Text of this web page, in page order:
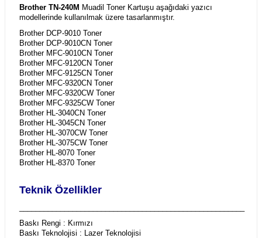
Brother TN-240M Muadil Toner Kartuşu aşağıdaki yazıcı
modellerinde kullanılmak üzere tasarlanmıştır.
Brother DCP-9010 Toner
Brother DCP-9010CN Toner
Brother MFC-9010CN Toner
Brother MFC-9120CN Toner
Brother MFC-9125CN Toner
Brother MFC-9320CN Toner
Brother MFC-9320CW Toner
Brother MFC-9325CW Toner
Brother HL-3040CN Toner
Brother HL-3045CN Toner
Brother HL-3070CW Toner
Brother HL-3075CW Toner
Brother HL-8070 Toner
Brother HL-8370 Toner
Teknik Özellikler
Baskı Rengi : Kırmızı
Baskı Teknolojisi : Lazer Teknolojisi